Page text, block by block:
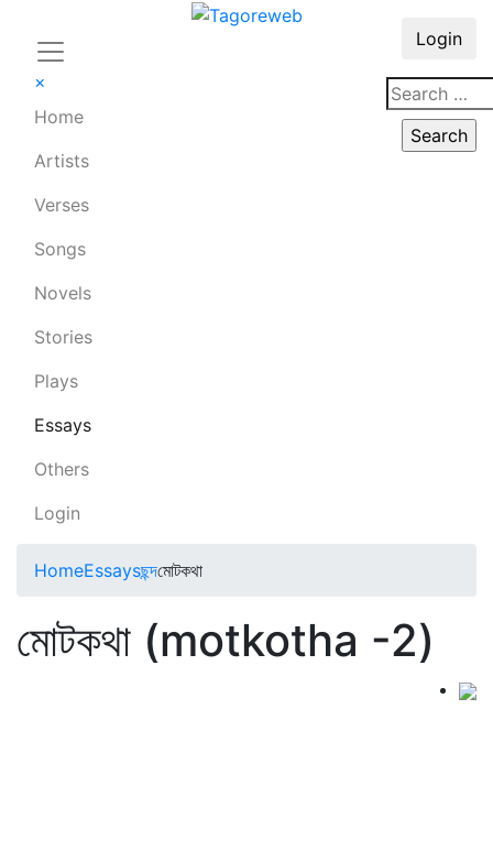
×
Home
Artists
Verses
Songs
Novels
Stories
Plays
Essays
Others
Login
Login
HomeEssaysছন্দমোটকথা
মোটকথা (motkotha -2)